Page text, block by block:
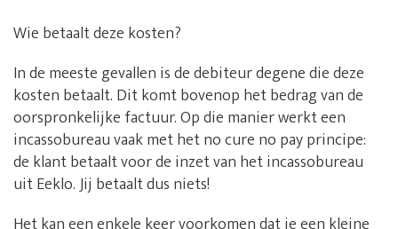
Wie betaalt deze kosten?
In de meeste gevallen is de debiteur degene die deze
kosten betaalt. Dit komt bovenop het bedrag van de
oorspronkelijke factuur. Op die manier werkt een
incassobureau vaak met het no cure no pay principe:
de klant betaalt voor de inzet van het incassobureau
uit Eeklo. Jij betaalt dus niets!